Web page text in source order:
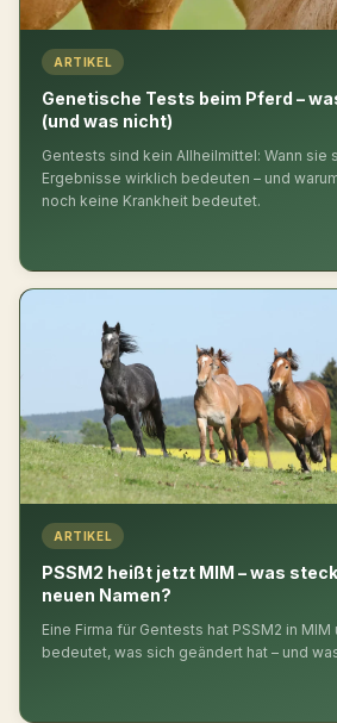
ARTIKEL
Genetische Tests beim Pferd –
(und was nicht)
Gentests sind kein Allheilmittel: Wann sie
Ergebnisse wirklich bedeuten – und
noch keine Krankheit bedeutet.
ARTIKEL
PSSM2 heißt jetzt MIM – was
neuen Namen?
Eine Firma für Gentests hat PSSM2 in
bedeutet, was sich geändert hat – und